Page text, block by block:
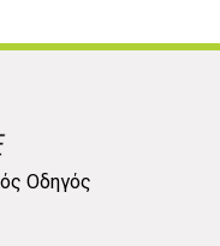
Οδηγός